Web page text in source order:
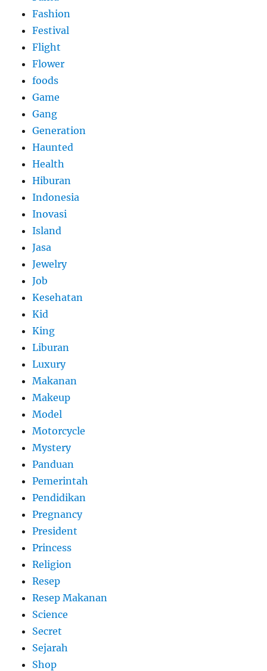
Fashion
Festival
Flight
Flower
foods
Game
Gang
Generation
Haunted
Health
Hiburan
Indonesia
Inovasi
Island
Jasa
Jewelry
Job
Kesehatan
Kid
King
Liburan
Luxury
Makanan
Makeup
Model
Motorcycle
Mystery
Panduan
Pemerintah
Pendidikan
Pregnancy
President
Princess
Religion
Resep
Resep Makanan
Science
Secret
Sejarah
Shop